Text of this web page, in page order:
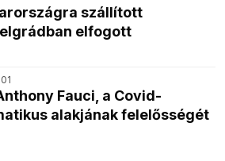
szállított
elfogott
Fauci, a Covid-
alakjának felelősségét